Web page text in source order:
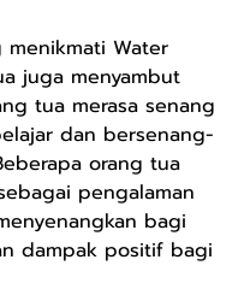
menikmati Water
juga menyambut
tua merasa senang
dan bersenang-
orang tua
pengalaman
bagi
dampak positif bagi